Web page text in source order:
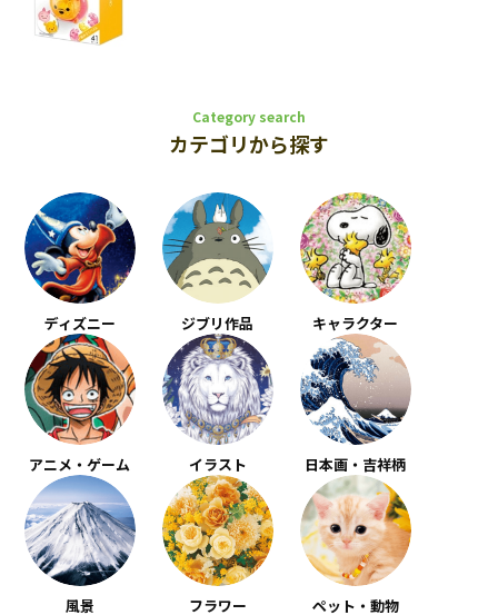
Category search
カテゴリから探す
ディズニー ジブリ作品 キャラクター
アニメ・ゲーム イラスト 日本画・吉祥柄
風景 フラワー ペット・動物